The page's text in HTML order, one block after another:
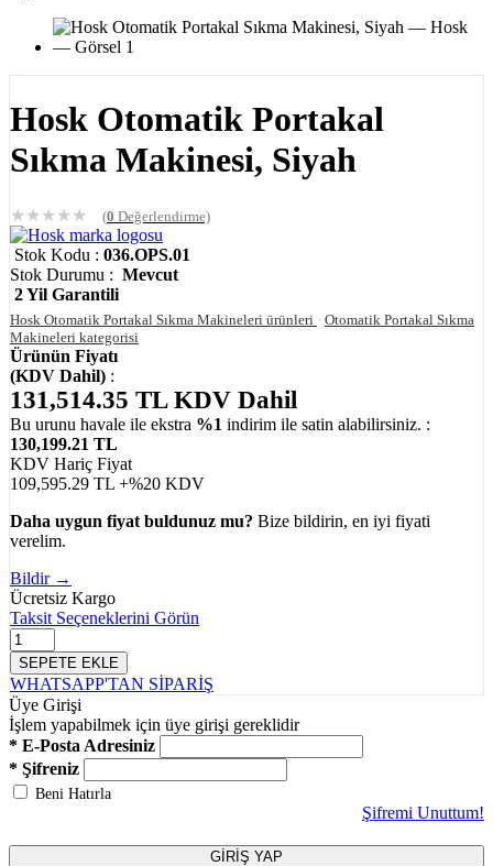
Hosk Otomatik Portakal
Sıkma Makinesi, Siyah
★★★★★ (0 Değerlendirme)
Stok Kodu : 036.OPS.01
Stok Durumu : Mevcut
2 Yil Garantili
Hosk Otomatik Portakal Sıkma Makineleri ürünleri · Otomatik Portakal Sıkma
Makineleri kategorisi
Ürünün Fiyatı
(KDV Dahil) :
131,514.35 TL KDV Dahil
Bu urunu havale ile ekstra %1 indirim ile satin alabilirsiniz. :
130,199.21 TL
KDV Hariç Fiyat
109,595.29 TL +%20 KDV
Daha uygun fiyat buldunuz mu? Bize bildirin, en iyi fiyati
verelim.
Bildir →
Ücretsiz Kargo
Taksit Seçeneklerini Görün
SEPETE EKLE
WHATSAPP'TAN SİPARİŞ
Üye Girişi
İşlem yapabilmek için üye girişi gereklidir
* E-Posta Adresiniz
* Şifreniz
Beni Hatırla
Şifremi Unuttum!
GİRİŞ YAP